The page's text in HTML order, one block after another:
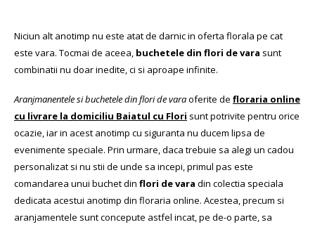
Niciun alt anotimp nu este atat de darnic in oferta florala pe cat
este vara. Tocmai de aceea, buchetele din flori de vara sunt
combinatii nu doar inedite, ci si aproape infinite.
Aranjmanentele si buchetele din flori de varaoferite de floraria online
cu livrare la domiciliu Baiatul cu Flori sunt potrivite pentru orice
ocazie, iar in acest anotimp cu siguranta nu ducem lipsa de
evenimente speciale. Prin urmare, daca trebuie sa alegi un cadou
personalizat si nu stii de unde sa incepi, primul pas este
comandarea unui buchet din flori de vara din colectia speciala
dedicata acestui anotimp din floraria online. Acestea, precum si
aranjamentele sunt concepute astfel incat, pe de-o parte, sa